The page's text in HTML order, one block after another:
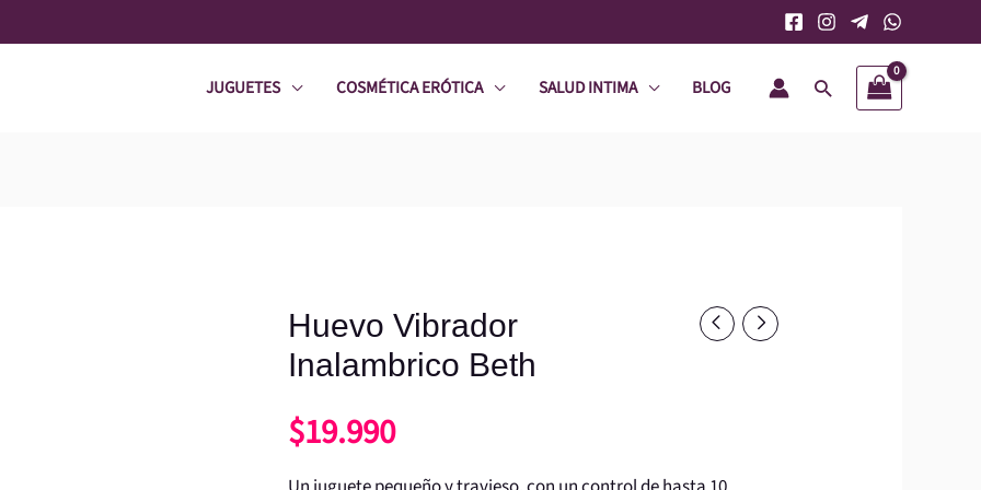
JUGUETES COSMÉTICA ERÓTICA SALUD INTIMA BLOG Buscar
Huevo Vibrador
Inalambrico Beth
$19.990